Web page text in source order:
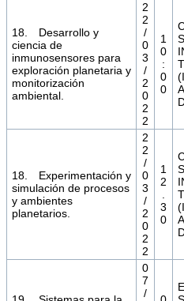
18. Desarrollo y
ciencia de
inmunosensores para
exploración planetaria y
monitorización
ambiental.
2
2
/
0
3
/
2
0
2
2
1
0
:
0
0
18. Experimentación y
simulación de procesos
y ambientes
planetarios.
2
2
/
0
3
/
2
0
2
2
1
2
.
3
0
0
7
/